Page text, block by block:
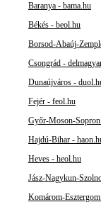
Baranya - bama.hu
Békés - beol.hu
Borsod-Abaúj-
Csongrád -
Dunaújváros -
Fejér - feol.hu
Győr-Moson-
Hajdú-Bihar -
Heves - heol.hu
Jász-Nagykun-
Komárom-